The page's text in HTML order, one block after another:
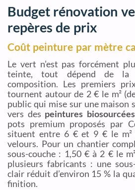
Budget rénovation
repères de prix
Coût peinture par mètre
Le vert n’est pas forcément
teinte, tout dépend de
composition. Les premiers
tournent autour de 2 € le m²
public qui mise sur une maison
vers des peintures
pots premium proposés par
situent entre 6 € et 9 € le
velours. Pour un chantier
sous-couche : 1,50 € à 2 € le
plusieurs fabricants : une
clair réduit d’environ 15 % la
finition.